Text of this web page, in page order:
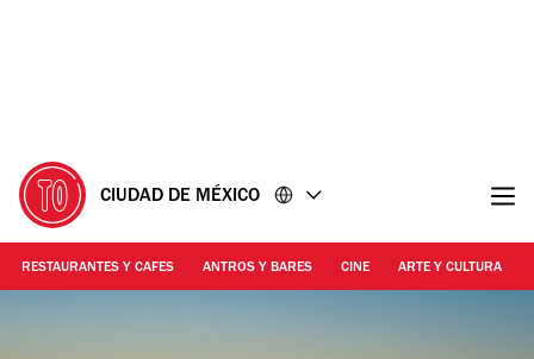
CIUDAD DE MÉXICO
RESTAURANTES Y CAFES ANTROS Y BARES CINE ARTE Y CULTURA